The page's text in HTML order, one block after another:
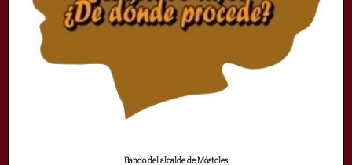
Bando del alcalde de Móstoles